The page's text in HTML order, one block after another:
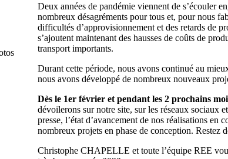
Deux années de pandémie viennent de s’écouler
nombreux désagréments pour tous et, pour nous
difficultés d’approvisionnement et des retards de
s’ajoutent maintenant des hausses de coûts de
transport importants.
Durant cette période, nous avons continué au
nous avons développé de nombreux nouveaux
Dès le 1er février et pendant les 2 prochains
dévoilerons sur notre site, sur les réseaux sociaux
presse, l’état d’avancement de nos réalisations en
nombreux projets en phase de conception. Restez
Christophe CHAPELLE et toute l’équipe REE